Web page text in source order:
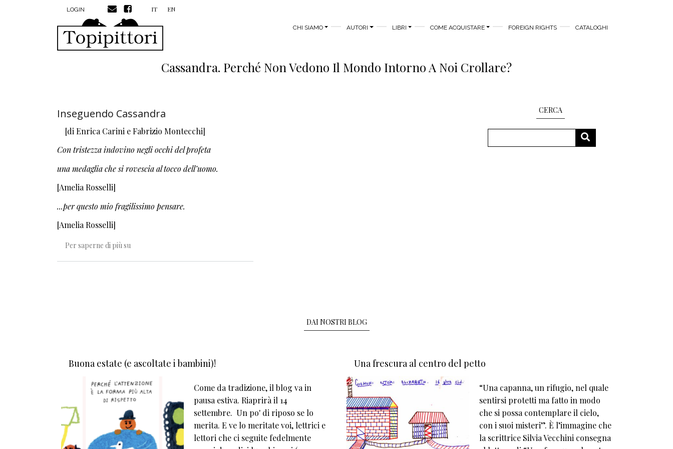
Salta al contenuto principale
MENU PROFILO UTENTE
LOGIN IT EN
MAIN MENU
CHI SIAMO AUTORI LIBRI COME ACQUISTARE FOREIGN RIGHTS CATALOGHI
Cassandra. Perché Non Vedono Il Mondo Intorno A Noi Crollare?
Inseguendo Cassandra
[di Enrica Carini e Fabrizio Montecchi]
Con tristezza indovino negli occhi del profeta
una medaglia che si rovescia al tocco dell’uomo.
[Amelia Rosselli]
...per questo mio fragilissimo pensare.
[Amelia Rosselli]
Per saperne di più su
CERCA
CERCA
DAI NOSTRI BLOG
Buona estate (e ascoltate i bambini)!
Come da tradizione, il blog va in
pausa estiva. Riaprirà il 14
settembre. Un po' di riposo se lo
merita. E ve lo meritate voi, lettrici e
lettori che ci seguite fedelmente
Una frescura al centro del petto
“Una capanna, un rifugio, nel quale
sentirsi protetti ma fatto in modo
che si possa contemplare il cielo,
con i suoi misteri”. È l’immagine che
la scrittrice Silvia Vecchini consegna